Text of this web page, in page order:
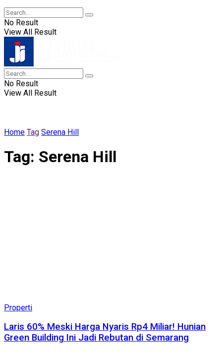
No Result
View All Result
No Result
View All Result
Home Tag Serena Hill
Tag: Serena Hill
Properti
Laris 60% Meski Harga Nyaris Rp4 Miliar! Hunian
Green Building Ini Jadi Rebutan di Semarang